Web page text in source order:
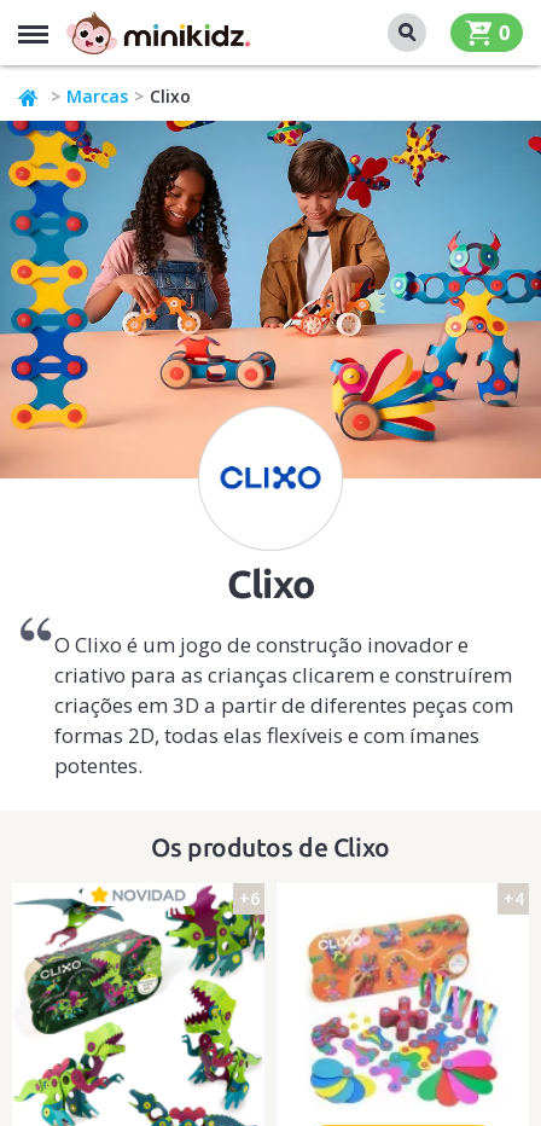
MENU
0
Marcas Clixo
Clixo
O Clixo é um jogo de construção inovador e
criativo para as crianças clicarem e construírem
criações em 3D a partir de diferentes peças com
formas 2D, todas elas flexíveis e com ímanes
potentes.
Os produtos de Clixo
+6 +4